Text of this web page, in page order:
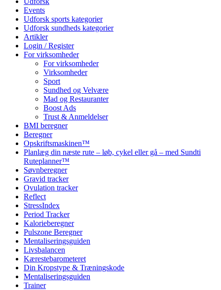
Events
Udforsk sports kategorier
Udforsk sundheds kategorier
Artikler
Login / Register
For virksomheder
For virksomheder
Virksomheder
Sport
Sundhed og Velvære
Mad og Restauranter
Boost Ads
Trust & Anmeldelser
BMI beregner
Beregner
Opskriftsmaskinen™
Planlæg din næste rute – løb, cykel eller gå – med Sundti
Ruteplanner™
Søvnberegner
Gravid tracker
Ovulation tracker
Reflect
StressIndex
Period Tracker
Kalorieberegner
Pulszone Beregner
Mentaliseringsguiden
Livsbalancen
Kærestebarometeret
Din Kropstype & Træningskode
Mentaliseringsguiden
Trainer